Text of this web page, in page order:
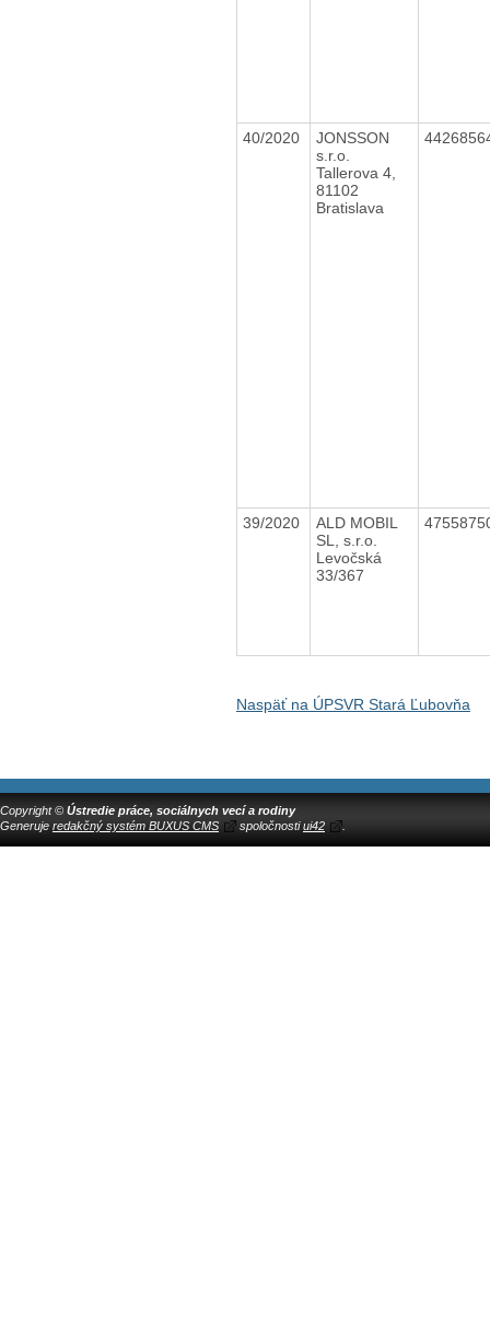
40/2020
JONSSON
s.r.o.
Tallerova 4,
81102
Bratislava
39/2020
ALD MOBIL
SL, s.r.o.
Levočská
33/367
Naspäť na ÚPSVR Stará Ľubovňa
Copyright © Ústredie práce, sociálnych vecí a rodiny
Generuje redakčný systém BUXUS CMS spoločnostiui42